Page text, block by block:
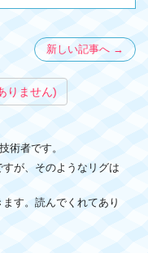
新しい記事へ →
りません)
術者です。
が、そのようなリグは
す。読んでくれてあり